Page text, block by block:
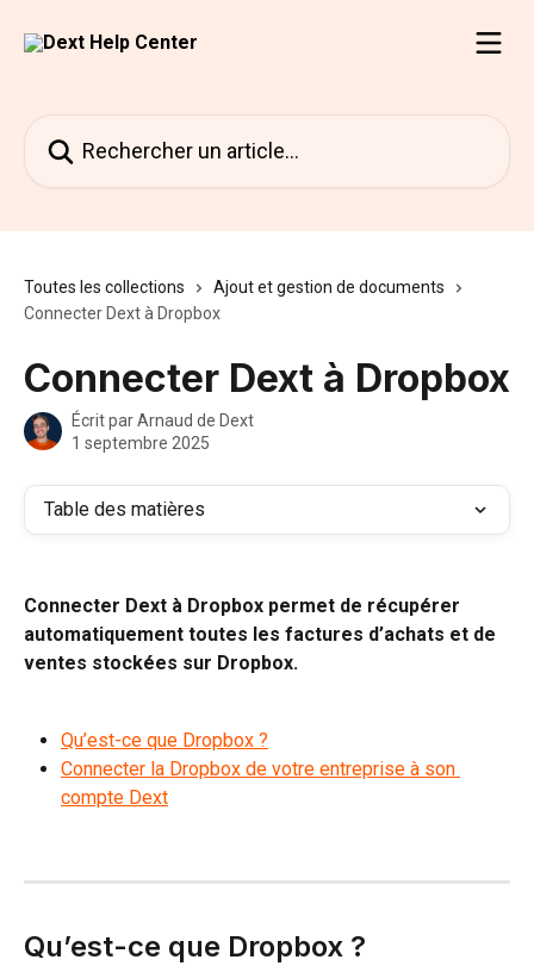
Toutes les collections
Ajout et gestion de documents
Connecter Dext à Dropbox
Connecter Dext à Dropbox
Écrit parArnaud de Dext
1 septembre 2025
Table des matières
Connecter Dext à Dropbox permet de récupérer
automatiquement toutes les factures d’achats et de
ventes stockées sur Dropbox.
Qu’est-ce que Dropbox ?
Connecter la Dropbox de votre entreprise à son
compte Dext
Qu’est-ce que Dropbox ?